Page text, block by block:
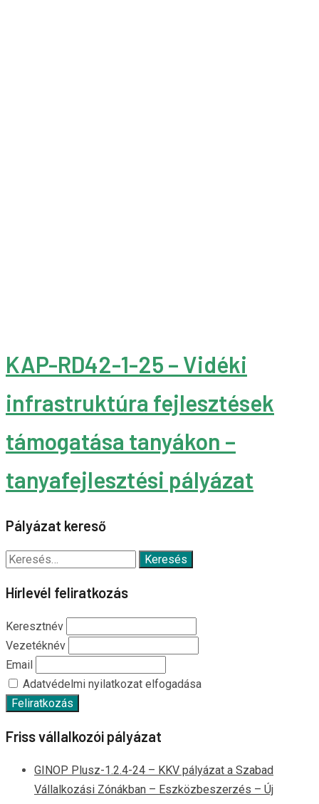
KAP-RD42-1-25 – Vidéki
infrastruktúra fejlesztések
támogatása tanyákon –
tanyafejlesztési pályázat
Pályázat kereső
Keresés:
Hírlevél feliratkozás
Keresztnév
Vezetéknév
Email
Adatvédelmi nyilatkozat elfogadása
Friss vállalkozói pályázat
GINOP Plusz-1.2.4-24 – KKV pályázat a Szabad
Vállalkozási Zónákban – Eszközbeszerzés – Új